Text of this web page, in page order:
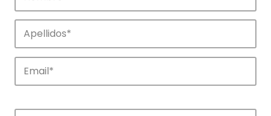
Empresas
Descubre las empresas que impulsan la
innovación en los parques de APTE.